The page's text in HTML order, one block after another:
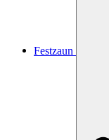
Festzaun